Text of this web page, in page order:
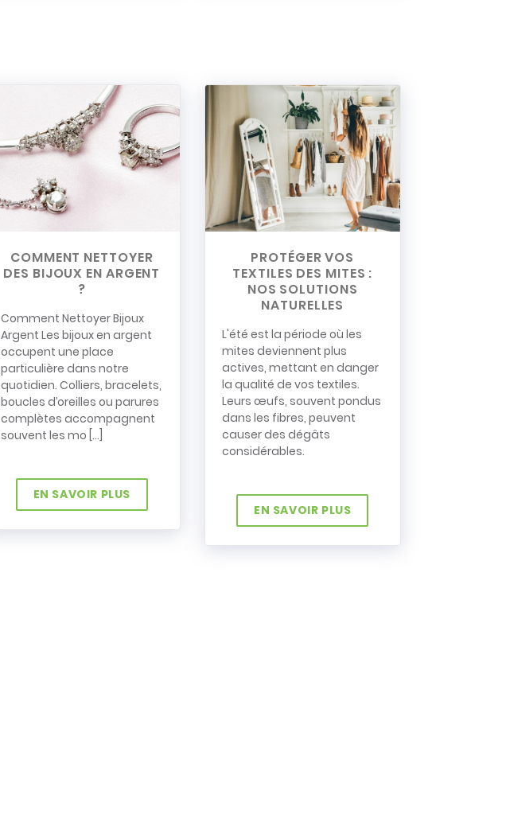
COMMENT NETTOYER
DES BIJOUX EN ARGENT
?
Comment Nettoyer Bijoux
Argent Les bijoux en argent
occupent une place
particulière dans notre
quotidien. Colliers, bracelets,
boucles d’oreilles ou parures
complètes accompagnent
souvent les mo [...]
EN SAVOIR PLUS
PROTÉGER VOS
TEXTILES DES MITES :
NOS SOLUTIONS
NATURELLES
L'été est la période où les
mites deviennent plus
actives, mettant en danger
la qualité de vos textiles.
Leurs œufs, souvent pondus
dans les fibres, peuvent
causer des dégâts
considérables.
EN SAVOIR PLUS